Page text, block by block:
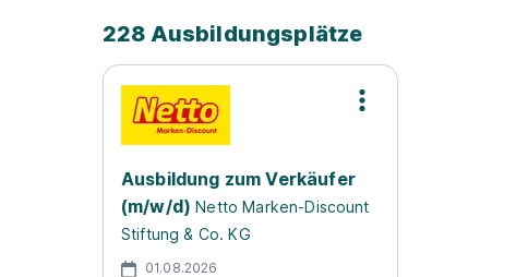
228 Ausbildungsplätze
Ausbildung zum Verkäufer
(m/w/d) Netto Marken-Discount
Stiftung & Co. KG
01.08.2026